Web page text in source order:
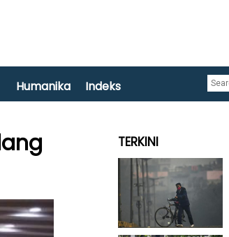
Humanika Indeks
TERKINI